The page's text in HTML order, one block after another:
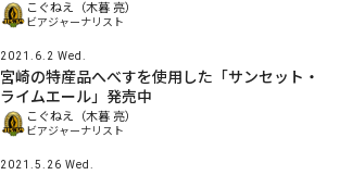
こぐねえ（木暮 亮）
ビアジャーナリスト
2021.6.2 Wed.
宮崎の特産品へべすを使用した「サンセット・
ライムエール」発売中
こぐねえ（木暮 亮）
ビアジャーナリスト
2021.5.26 Wed.